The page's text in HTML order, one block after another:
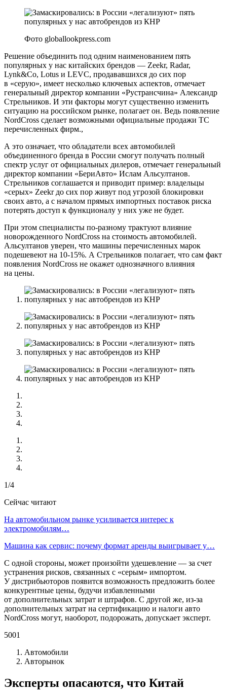
Фото globallookpress.com
Решение объединить под одним наименованием пять
популярных у нас китайских брендов — Zeekr, Radar,
Lynk&Co, Lotus и LEVC, продававшихся до сих пор
в «серую», имеет несколько ключевых аспектов, отмечает
генеральный директор компании «Рустрансчина» Александр
Стрельников. И эти факторы могут существенно изменить
ситуацию на российском рынке, полагает он. Ведь появление
NordCross сделает возможными официальные продажи ТС
перечисленных фирм.,
А это означает, что обладатели всех автомобилей
объединенного бренда в России смогут получать полный
спектр услуг от официальных дилеров, отмечает генеральный
директор компании «БериАвто» Ислам Альсултанов.
Стрельников соглашается и приводит пример: владельцы
«серых» Zeekr до сих пор живут под угрозой блокировки
своих авто, а с началом прямых импортных поставок риска
потерять доступ к функционалу у них уже не будет.
При этом специалисты по-разному трактуют влияние
новорожденного NordCross на стоимость автомобилей.
Альсултанов уверен, что машины перечисленных марок
подешевеют на 10-15%. А Стрельников полагает, что сам факт
появления NordCross не окажет однозначного влияния
на цены.
1/4
Сейчас читают
На автомобильном рынке усиливается интерес к
электромобилям…
Машина как сервис: почему формат аренды выигрывает у…
С одной стороны, может произойти удешевление — за счет
устранения рисков, связанных с «серым» импортом.
У дистрибьюторов появится возможность предложить более
конкурентные цены, будучи избавленными
от дополнительных затрат и штрафов. С другой же, из-за
дополнительных затрат на сертификацию и налоги авто
NordCross могут, наоборот, подорожать, допускает эксперт.
5001
Автомобили
Авторынок
Эксперты опасаются, что Китай